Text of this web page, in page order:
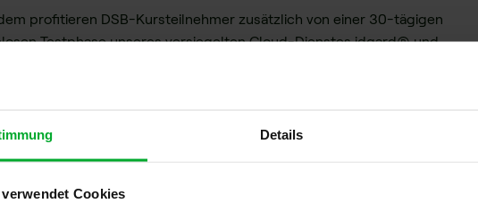
Details
Cookies
profitieren DSB-Kursteilnehmer zusätzlich von einer 30-tägigen
Testphase unseres versiegelten Cloud-Dienstes idgard® und
auf alle idgard®-Pakete bei einer Onlinebuchung auf
testen, der nach dem